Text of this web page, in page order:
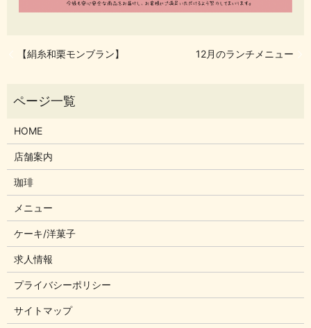
【絹糸和栗モンブラン】 12月のランチメニュー
HOME
店舗案内
珈琲
メニュー
ケーキ/洋菓子
求人情報
プライバシーポリシー
サイトマップ